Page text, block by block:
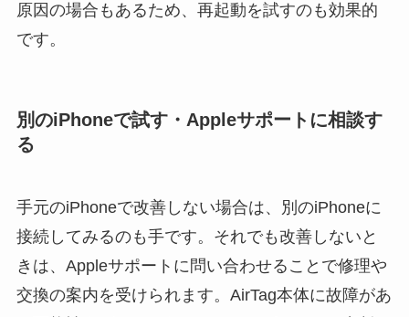
原因の場合もあるため、再起動を試すのも効果的
です。
別のiPhoneで試す・Appleサポートに相談す
る
手元のiPhoneで改善しない場合は、別のiPhoneに
接続してみるのも手です。それでも改善しないと
きは、Appleサポートに問い合わせることで修理や
交換の案内を受けられます。AirTag本体に故障があ